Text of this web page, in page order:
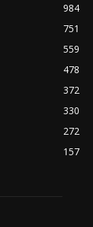
984
751
559
478
372
330
272
157